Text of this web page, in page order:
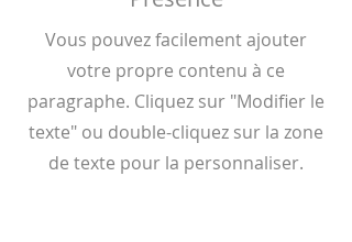
Vous pouvez facilement ajouter
votre propre contenu à ce
paragraphe. Cliquez sur "Modifier le
texte" ou double-cliquez sur la zone
de texte pour la personnaliser.